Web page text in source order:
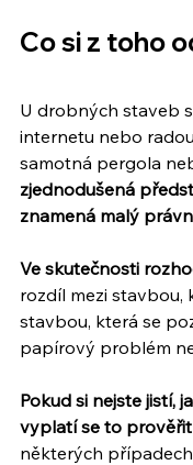
Co si z toho
U drobných staveb
internetu nebo
samotná pergola
zjednodušená
znamená malý
Ve skutečnosti
rozdíl mezi stavbou,
stavbou, která se
papírový problém
Pokud si nejste jistí,
vyplatí se to
některých